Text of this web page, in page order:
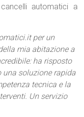
automatici a
per un
mia abitazione a
ha risposto
soluzione rapida
tecnica e la
Un servizio